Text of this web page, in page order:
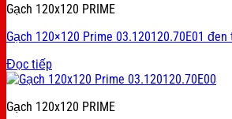
Gạch 120x120 PRIME
Gạch 120×120 Prime 03.120120.70E01
Đọc tiếp
Gạch 120x120 PRIME